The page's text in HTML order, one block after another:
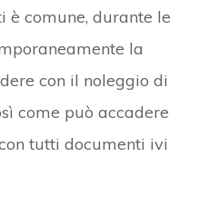
è comune, durante le
la
con il noleggio di
come può accadere
tutti documenti ivi